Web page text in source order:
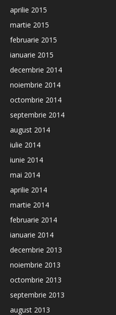
aprilie 2015
martie 2015
februarie 2015
ianuarie 2015
decembrie 2014
noiembrie 2014
octombrie 2014
septembrie 2014
august 2014
iulie 2014
iunie 2014
mai 2014
aprilie 2014
martie 2014
februarie 2014
ianuarie 2014
decembrie 2013
noiembrie 2013
octombrie 2013
septembrie 2013
august 2013